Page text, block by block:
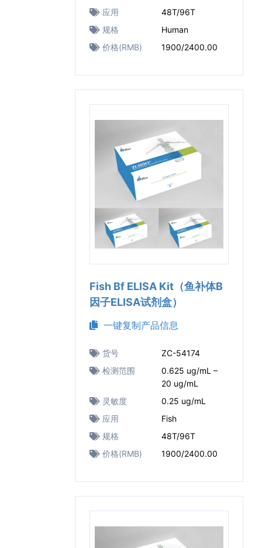
应用
48T/96T
规格
Human
价格(RMB)
1900/2400.00
Fish Bf ELISA Kit（鱼补体B
因子ELISA试剂盒）
一键复制产品信息
货号
ZC-54174
检测范围
0.625 ug/mL –
20 ug/mL
灵敏度
0.25 ug/mL
应用
Fish
规格
48T/96T
价格(RMB)
1900/2400.00